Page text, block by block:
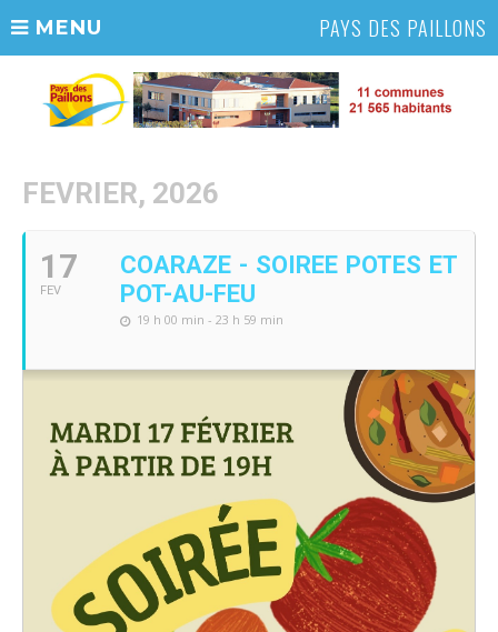
MENU PAYS DES PAILLONS
FEVRIER, 2026
17
FEV
COARAZE - SOIREE POTES ET
POT-AU-FEU
19 h 00 min - 23 h 59 min